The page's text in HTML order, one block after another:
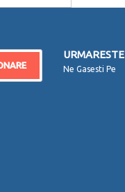
URMARESTE
Ne Gasesti Pe